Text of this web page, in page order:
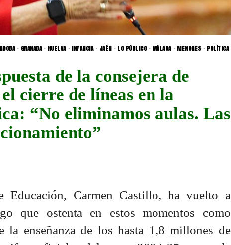
· GRANADA · HUELVA · INFANCIA · JAÉN · LO PÚBLICO · MÁLAGA · MENORES · POLÍTICA
de la consejera de
cierre de líneas en la
“No eliminamos aulas. Las
Educación, Carmen Castillo, ha vuelto a
que ostenta en estos momentos como
la enseñanza de los hasta 1,8 millones de